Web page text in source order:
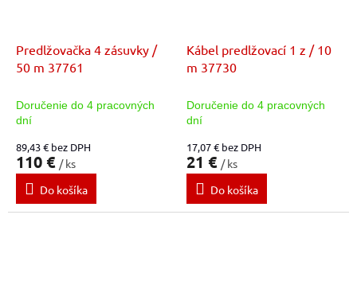
Predlžovačka 4 zásuvky /
50 m 37761
Doručenie do 4 pracovných
dní
89,43 € bez DPH
110 € / ks
Do košíka
Kábel predlžovací 1 z / 10
m 37730
Doručenie do 4 pracovných
dní
17,07 € bez DPH
21 € / ks
Do košíka